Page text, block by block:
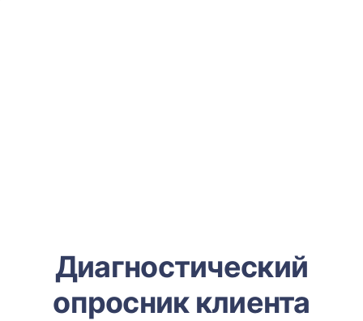
Диагностический
опросник клиента